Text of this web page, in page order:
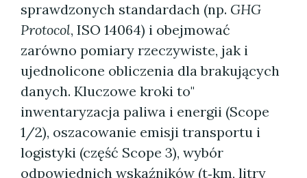
sprawdzonych standardach (np. GHG
Protocol, ISO 14064) i obejmować
zarówno pomiary rzeczywiste, jak i
ujednolicone obliczenia dla brakujących
danych. Kluczowe kroki to"
inwentaryzacja paliwa i energii (Scope
1/2), oszacowanie emisji transportu i
logistyki (część Scope 3), wybór
odpowiednich wskaźników (t‑km, litry